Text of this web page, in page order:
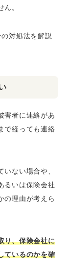
。
対処法を解説
害者に連絡があ
で経っても連絡
ない場合や、
るいは保険会社
の理由が考えら
り、保険会社に
ているのかを確